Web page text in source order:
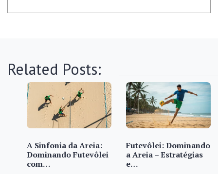
Related Posts:
A Sinfonia da Areia:
Dominando Futevôlei
com…
Futevôlei: Dominando
a Areia – Estratégias
e…